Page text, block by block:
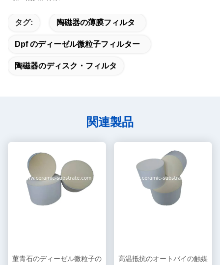
タグ: 陶磁器の薄膜フィルタ
Dpf のディーゼル微粒子フィルター
陶磁器のディスク・フィルタ
関連製品
菫青石のディーゼル微粒子の
高温抵抗のオートバイの触媒